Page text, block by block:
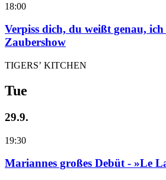
18:00
Verpiss dich, du weißt genau,
Zaubershow
TIGERS’ KITCHEN
Tue
29.9.
19:30
Mariannes großes Debüt - »Le